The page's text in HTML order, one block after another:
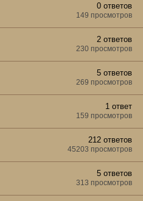
0 ответов
149 просмотров
2 ответов
230 просмотров
5 ответов
269 просмотров
1 ответ
159 просмотров
212 ответов
45203 просмотров
5 ответов
313 просмотров